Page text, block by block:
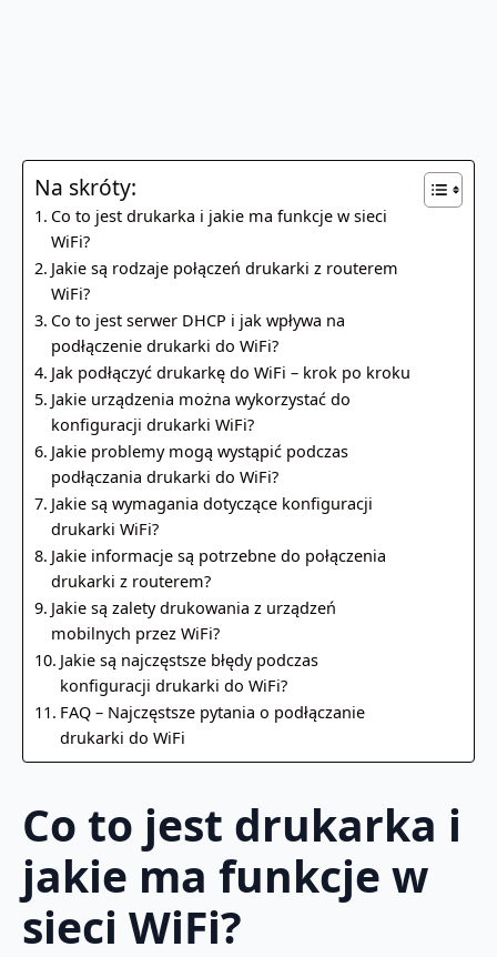
Na skróty:
Co to jest drukarka i jakie ma funkcje w sieci
WiFi?
Jakie są rodzaje połączeń drukarki z routerem
WiFi?
Co to jest serwer DHCP i jak wpływa na
podłączenie drukarki do WiFi?
Jak podłączyć drukarkę do WiFi – krok po kroku
Jakie urządzenia można wykorzystać do
konfiguracji drukarki WiFi?
Jakie problemy mogą wystąpić podczas
podłączania drukarki do WiFi?
Jakie są wymagania dotyczące konfiguracji
drukarki WiFi?
Jakie informacje są potrzebne do połączenia
drukarki z routerem?
Jakie są zalety drukowania z urządzeń
mobilnych przez WiFi?
Jakie są najczęstsze błędy podczas
konfiguracji drukarki do WiFi?
FAQ – Najczęstsze pytania o podłączanie
drukarki do WiFi
Co to jest drukarka i
jakie ma funkcje w
sieci WiFi?